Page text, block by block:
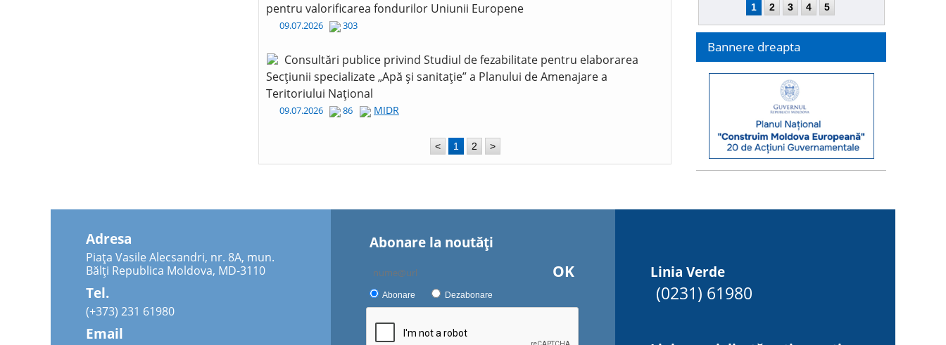
pentru valorificarea fondurilor Uniunii Europene
09.07.2026 303
Consultări publice privind Studiul de fezabilitate pentru elaborarea
Secțiunii specializate „Apă și sanitație” a Planului de Amenajare a
Teritoriului Național
09.07.2026 86 MIDR
< 1 2 >
1 2 3 4 5
Bannere dreapta
Adresa
Piața Vasile Alecsandri, nr. 8A, mun.
Bălți Republica Moldova, MD-3110
Tel.
(+373) 231 61980
Email
Abonare la noutăţi
OK
Abonare Dezabonare
Linia Verde
(0231) 61980